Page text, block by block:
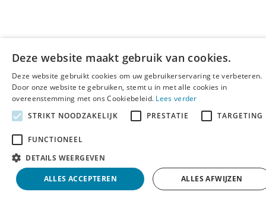
Deze website maakt gebruik van cookies.
Deze website gebruikt cookies om uw gebruikerservaring te verbeteren.
Door onze website te gebruiken, stemt u in met alle cookies in
overeenstemming met ons Cookiebeleid. Lees verder
STRIKT NOODZAKELIJK
PRESTATIE TARGETING
FUNCTIONEEL
DETAILS WEERGEVEN
ALLES ACCEPTEREN ALLES AFWIJZEN